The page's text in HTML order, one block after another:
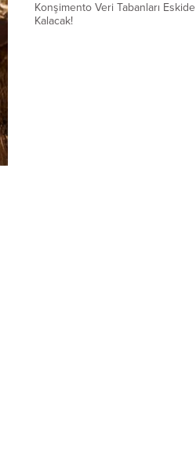
Konşimento Veri Tabanları Eskide
Kalacak!